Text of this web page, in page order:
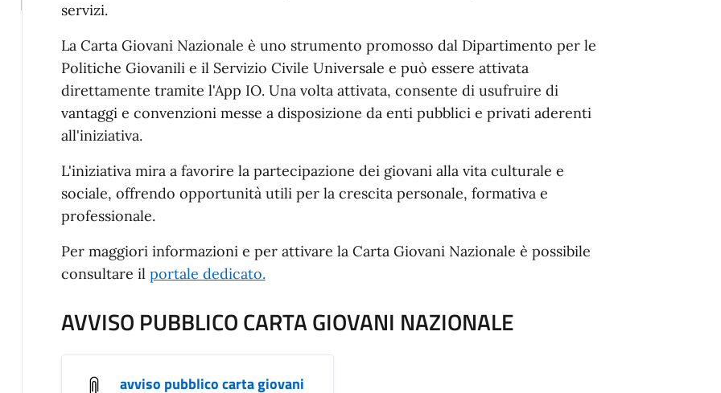
servizi.
La Carta Giovani Nazionale è uno strumento promosso dal Dipartimento per le
Politiche Giovanili e il Servizio Civile Universale e può essere attivata
direttamente tramite l'App IO. Una volta attivata, consente di usufruire di
vantaggi e convenzioni messe a disposizione da enti pubblici e privati aderenti
all'iniziativa.
L'iniziativa mira a favorire la partecipazione dei giovani alla vita culturale e
sociale, offrendo opportunità utili per la crescita personale, formativa e
professionale.
Per maggiori informazioni e per attivare la Carta Giovani Nazionale è possibile
consultare il portale dedicato.
AVVISO PUBBLICO CARTA GIOVANI NAZIONALE
avviso pubblico carta giovani